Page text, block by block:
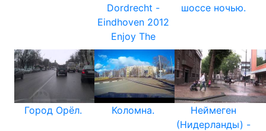
Dordrecht -
Eindhoven 2012
Enjoy The
шоссе ночью.
Город Орёл. Коломна.
Неймеген
(Нидерланды) -